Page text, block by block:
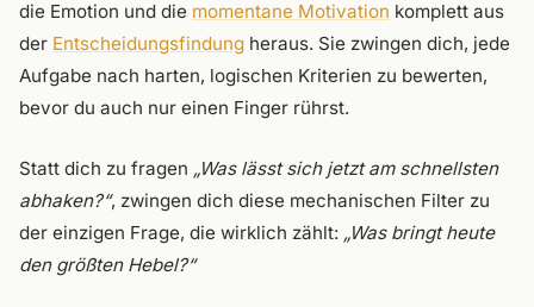
die Emotion und die momentane Motivation komplett aus
der Entscheidungsfindung heraus. Sie zwingen dich, jede
Aufgabe nach harten, logischen Kriterien zu bewerten,
bevor du auch nur einen Finger rührst.
Statt dich zu fragen „Was lässt sich jetzt am schnellsten
abhaken?“, zwingen dich diese mechanischen Filter zu
der einzigen Frage, die wirklich zählt: „Was bringt heute
den größten Hebel?“